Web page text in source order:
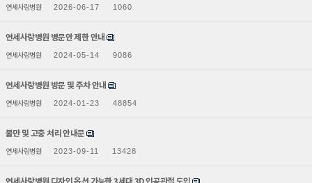
연세사랑병원 2026-06-17 1060
연세사랑병원 병문안 제한 안내
연세사랑병원 2024-05-14 9086
연세사랑병원 방문 및 주차 안내
연세사랑병원 2024-01-23 48854
불만 및 고충 처리 안내문
연세사랑병원 2023-09-11 13428
연세사랑병원 디자인 옵션 가능한 3세대 3D 인공관절 도입